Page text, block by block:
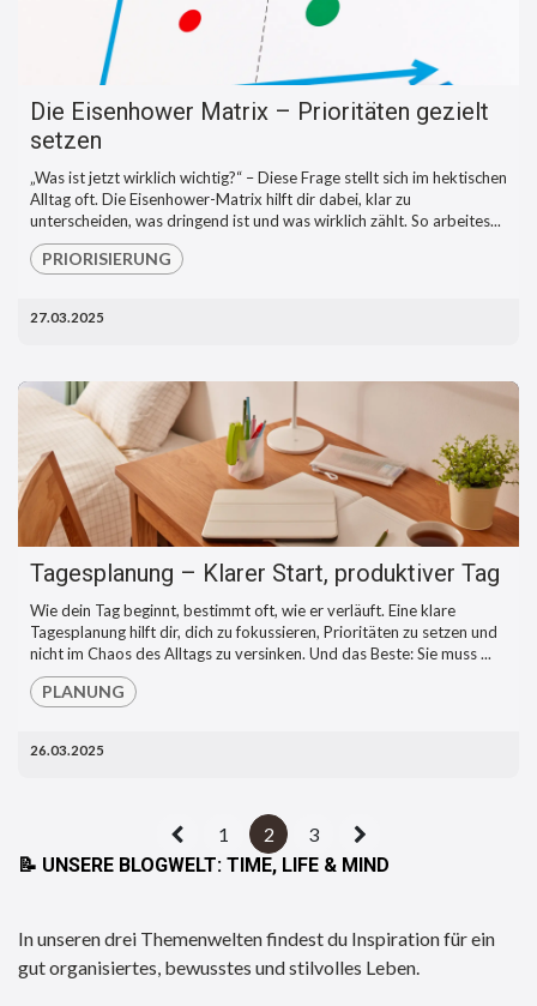
Die Eisenhower Matrix – Prioritäten gezielt
setzen
„Was ist jetzt wirklich wichtig?“ – Diese Frage stellt sich im hektischen
Alltag oft. Die Eisenhower-Matrix hilft dir dabei, klar zu
unterscheiden, was dringend ist und was wirklich zählt. So arbeites...
PRIORISIERUNG
27.03.2025
Tagesplanung – Klarer Start, produktiver Tag
Wie dein Tag beginnt, bestimmt oft, wie er verläuft. Eine klare
Tagesplanung hilft dir, dich zu fokussieren, Prioritäten zu setzen und
nicht im Chaos des Alltags zu versinken. Und das Beste: Sie muss ...
PLANUNG
26.03.2025
1 2
3
📝 UNSERE BLOGWELT: TIME, LIFE & MIND
In unseren drei Themenwelten findest du Inspiration für ein
gut organisiertes, bewusstes und stilvolles Leben.